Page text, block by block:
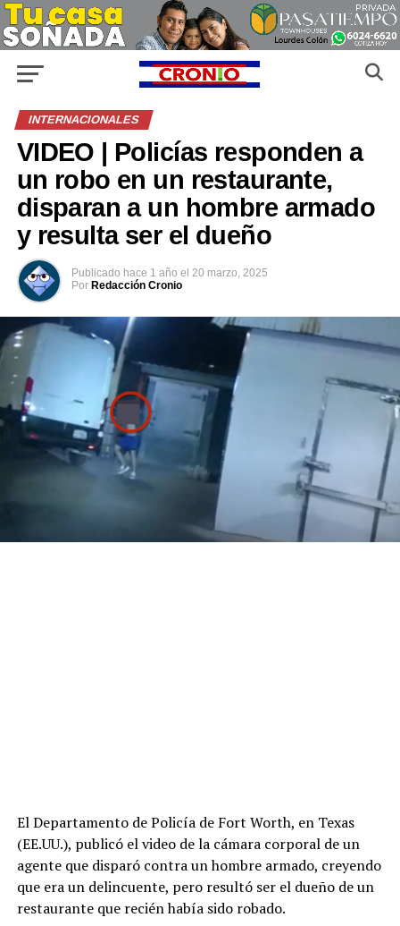
INTERNACIONALES
VIDEO | Policías responden a
un robo en un restaurante,
disparan a un hombre armado
y resulta ser el dueño
Publicado hace 1 año el 20 marzo, 2025
Por Redacción Cronio
El Departamento de Policía de Fort Worth, en Texas
(EE.UU.), publicó el video de la cámara corporal de un
agente que disparó contra un hombre armado, creyendo
que era un delincuente, pero resultó ser el dueño de un
restaurante que recién había sido robado.